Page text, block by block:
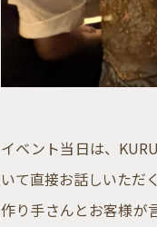
イベント当日は、
いて直接お話しいただ
作り手さんとお客様が